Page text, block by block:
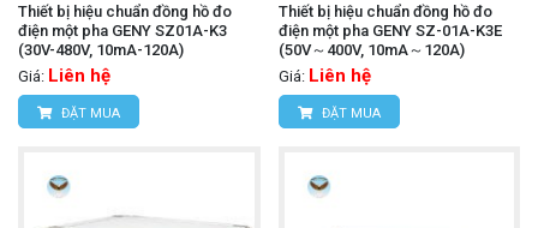
Thiết bị hiệu chuẩn đồng hồ đo
điện một pha GENY SZ01A-K3
(30V-480V, 10mA-120A)
Giá: Liên hệ
ĐẶT MUA
Thiết bị hiệu chuẩn đồng hồ đo
điện một pha GENY SZ-01A-K3E
(50V～400V, 10mA～120A)
Giá: Liên hệ
ĐẶT MUA